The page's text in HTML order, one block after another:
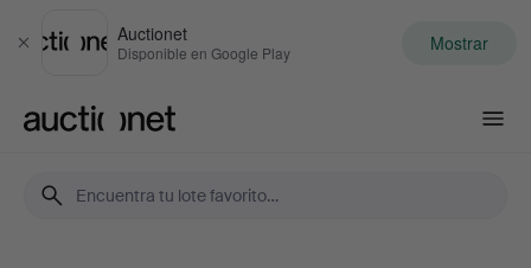
Cerrar
Auctionet
Disponible en Google Play Mostrar